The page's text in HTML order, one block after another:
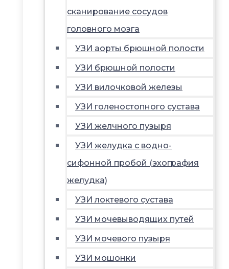
сканирование сосудов
головного мозга
УЗИ аорты брюшной полости
УЗИ брюшной полости
УЗИ вилочковой железы
УЗИ голеностопного сустава
УЗИ желчного пузыря
УЗИ желудка с водно-
сифонной пробой (эхография
желудка)
УЗИ локтевого сустава
УЗИ мочевыводящих путей
УЗИ мочевого пузыря
УЗИ мошонки